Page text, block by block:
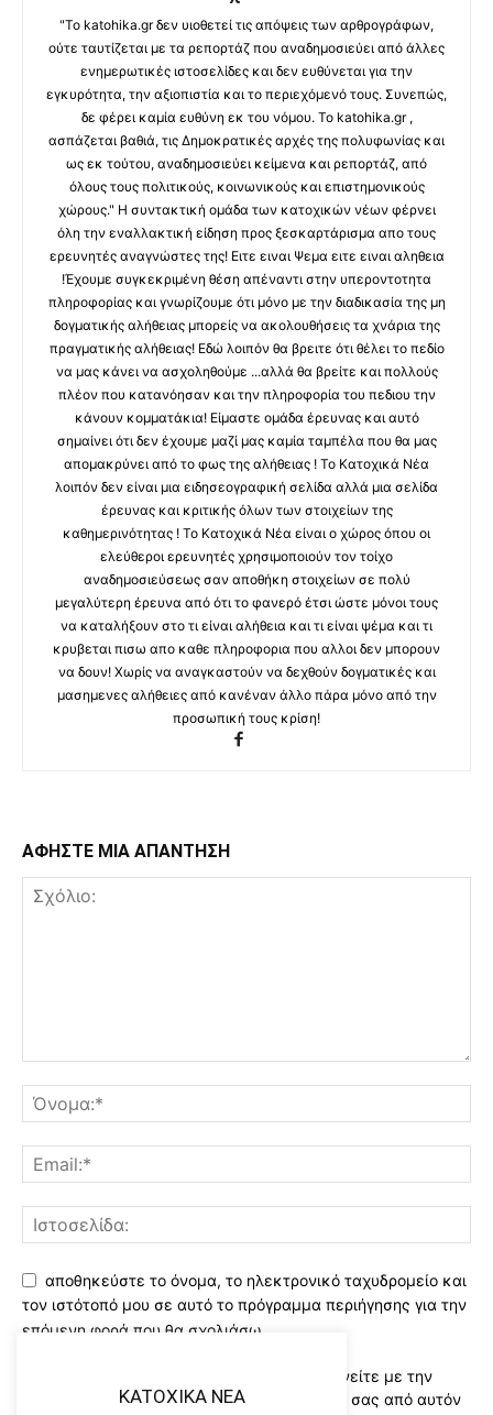
"Το katohika.gr δεν υιοθετεί τις απόψεις των αρθρογράφων,
ούτε ταυτίζεται με τα ρεπορτάζ που αναδημοσιεύει από άλλες
ενημερωτικές ιστοσελίδες και δεν ευθύνεται για την
εγκυρότητα, την αξιοπιστία και το περιεχόμενό τους. Συνεπώς,
δε φέρει καμία ευθύνη εκ του νόμου. Το katohika.gr ,
ασπάζεται βαθιά, τις Δημοκρατικές αρχές της πολυφωνίας και
ως εκ τούτου, αναδημοσιεύει κείμενα και ρεπορτάζ, από
όλους τους πολιτικούς, κοινωνικούς και επιστημονικούς
χώρους." Η συντακτική ομάδα των κατοχικών νέων φέρνει
όλη την εναλλακτική είδηση προς ξεσκαρτάρισμα απο τους
ερευνητές αναγνώστες της! Ειτε ειναι Ψεμα ειτε ειναι αληθεια
!Έχουμε συγκεκριμένη θέση απέναντι στην υπεροντοτητα
πληροφορίας και γνωρίζουμε ότι μόνο με την διαδικασία της μη
δογματικής αλήθειας μπορείς να ακολουθήσεις τα χνάρια της
πραγματικής αλήθειας! Εδώ λοιπόν θα βρειτε ότι θέλει το πεδίο
να μας κάνει να ασχοληθούμε ...αλλά θα βρείτε και πολλούς
πλέον που κατανόησαν και την πληροφορία του πεδιου την
κάνουν κομματάκια! Είμαστε ομάδα έρευνας και αυτό
σημαίνει ότι δεν έχουμε μαζί μας καμία ταμπέλα που θα μας
απομακρύνει από το φως της αλήθειας ! Το Κατοχικά Νέα
λοιπόν δεν είναι μια ειδησεογραφική σελίδα αλλά μια σελίδα
έρευνας και κριτικής όλων των στοιχείων της
καθημερινότητας ! Το Κατοχικά Νέα είναι ο χώρος όπου οι
ελεύθεροι ερευνητές χρησιμοποιούν τον τοίχο
αναδημοσιεύσεως σαν αποθήκη στοιχείων σε πολύ
μεγαλύτερη έρευνα από ότι το φανερό έτσι ώστε μόνοι τους
να καταλήξουν στο τι είναι αλήθεια και τι είναι ψέμα και τι
κρυβεται πισω απο καθε πληροφορια που αλλοι δεν μπορουν
να δουν! Χωρίς να αναγκαστούν να δεχθούν δογματικές και
μασημενες αλήθειες από κανέναν άλλο πάρα μόνο από την
προσωπική τους κρίση!
ΑΦΗΣΤΕ ΜΙΑ ΑΠΑΝΤΗΣΗ
αποθηκεύστε το όνομα, το ηλεκτρονικό ταχυδρομείο και
τον ιστότοπό μου σε αυτό το πρόγραμμα περιήγησης για την
επόμενη φορά που θα σχολιάσω.
Χρησιμοποιώντας αυτό το έντυπο συμφωνείτε με την
αποθήκευση και χειρισμό των δεδομένων σας από αυτόν
KATOXIKA NEA